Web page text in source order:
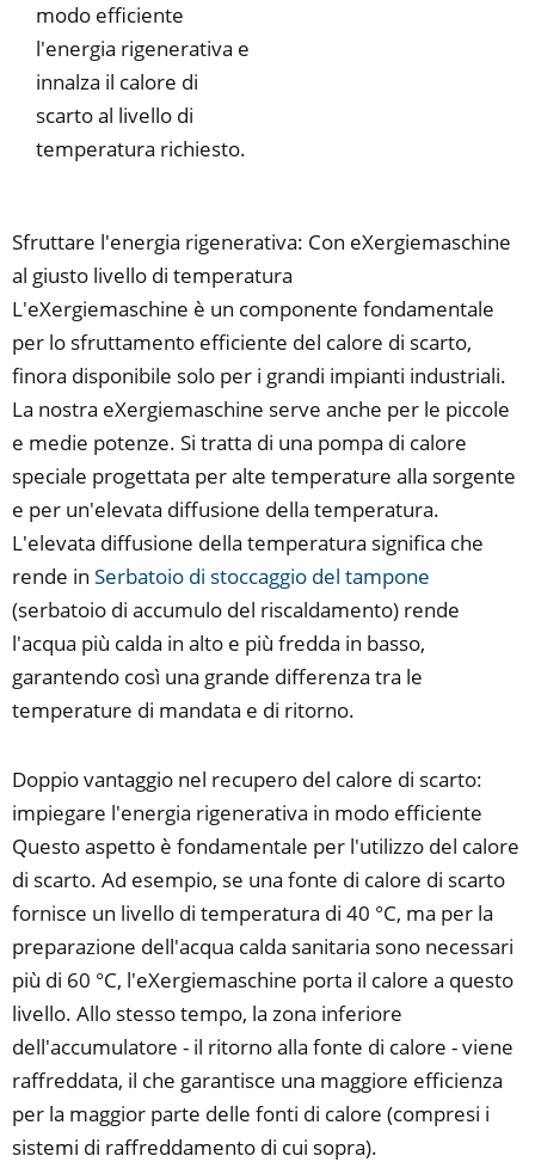
modo efficiente
l'energia rigenerativa e
innalza il calore di
scarto al livello di
temperatura richiesto.
Sfruttare l'energia rigenerativa: Con eXergiemaschine
al giusto livello di temperatura
L'eXergiemaschine è un componente fondamentale
per lo sfruttamento efficiente del calore di scarto,
finora disponibile solo per i grandi impianti industriali.
La nostra eXergiemaschine serve anche per le piccole
e medie potenze. Si tratta di una pompa di calore
speciale progettata per alte temperature alla sorgente
e per un'elevata diffusione della temperatura.
L'elevata diffusione della temperatura significa che
rende in Serbatoio di stoccaggio del tampone
(serbatoio di accumulo del riscaldamento) rende
l'acqua più calda in alto e più fredda in basso,
garantendo così una grande differenza tra le
temperature di mandata e di ritorno.
Doppio vantaggio nel recupero del calore di scarto:
impiegare l'energia rigenerativa in modo efficiente
Questo aspetto è fondamentale per l'utilizzo del calore
di scarto. Ad esempio, se una fonte di calore di scarto
fornisce un livello di temperatura di 40 °C, ma per la
preparazione dell'acqua calda sanitaria sono necessari
più di 60 °C, l'eXergiemaschine porta il calore a questo
livello. Allo stesso tempo, la zona inferiore
dell'accumulatore - il ritorno alla fonte di calore - viene
raffreddata, il che garantisce una maggiore efficienza
per la maggior parte delle fonti di calore (compresi i
sistemi di raffreddamento di cui sopra).